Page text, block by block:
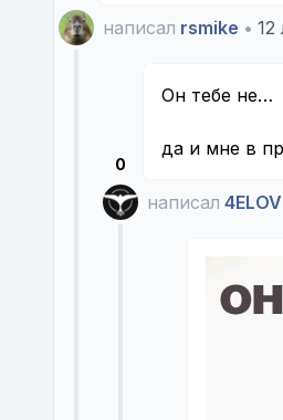
написал rsmike • 12
0
Он тебе не…
да и мне в
написал